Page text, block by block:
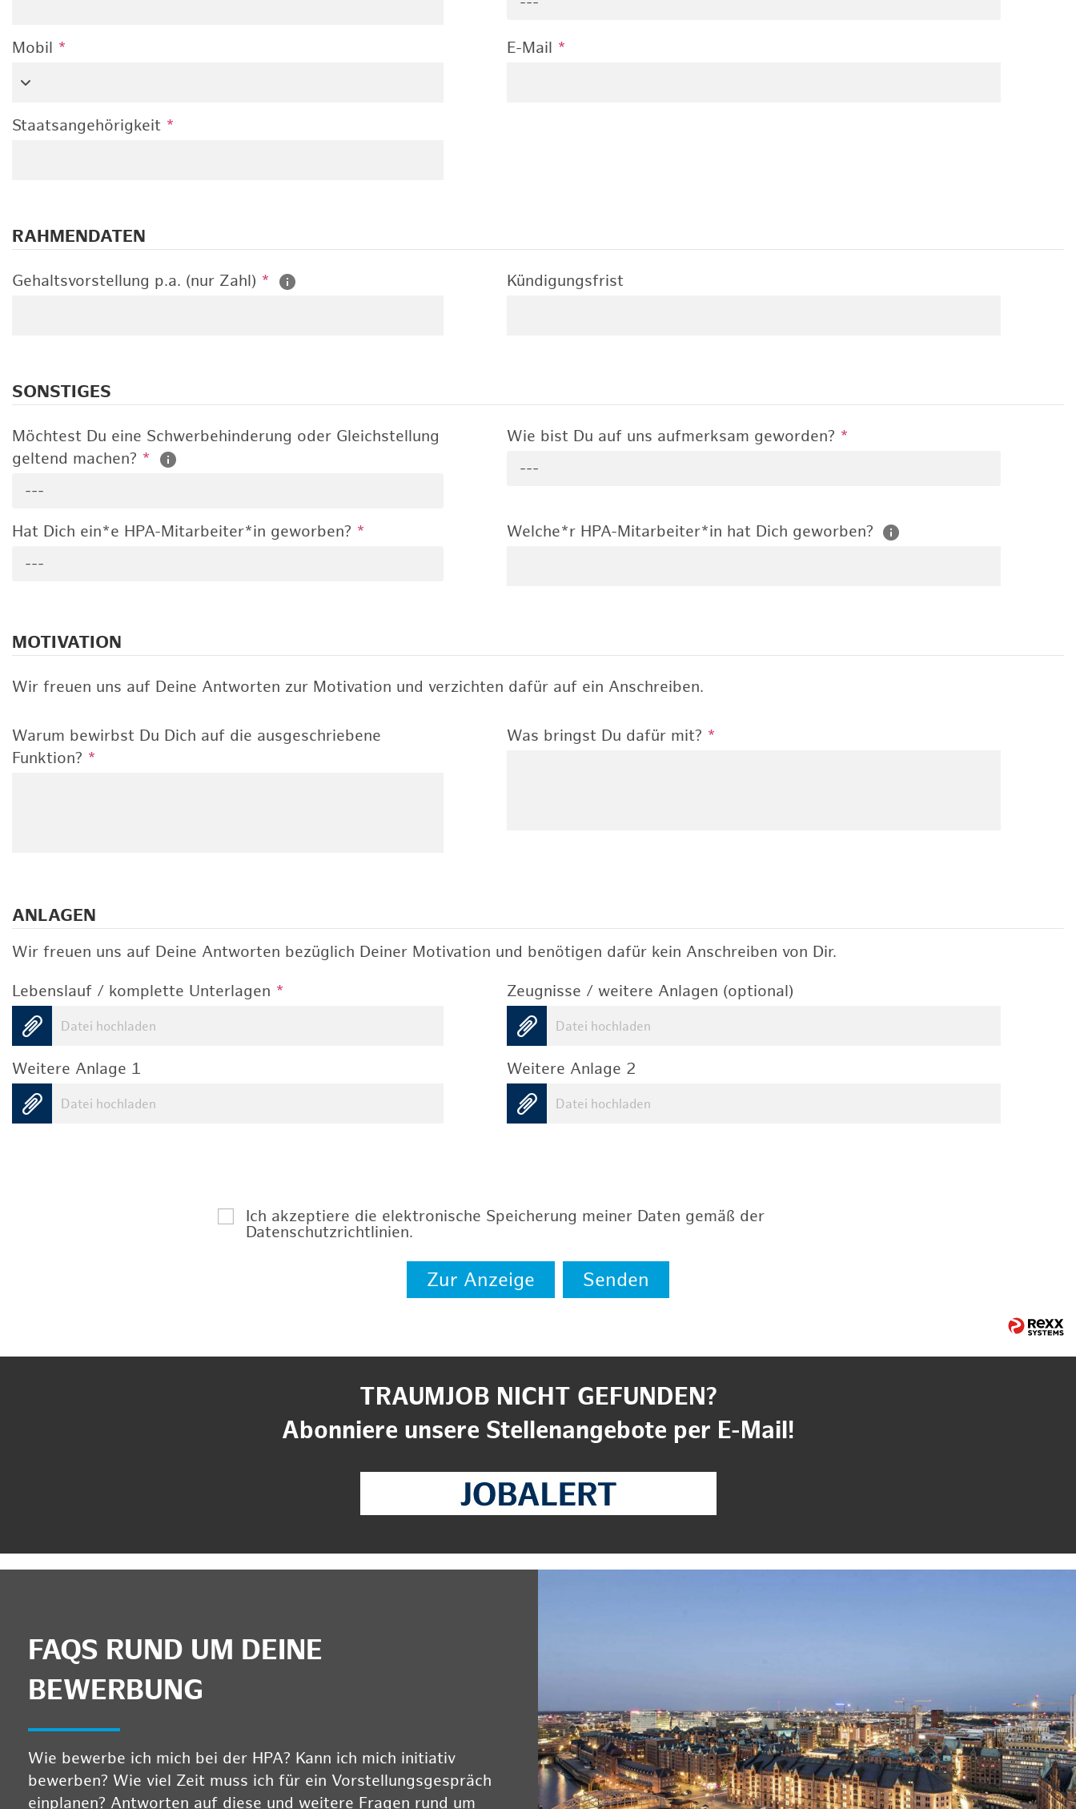
Mobil * E-Mail *
Staatsangehörigkeit *
RAHMENDATEN
Gehaltsvorstellung p.a. (nur Zahl) * Kündigungsfrist
SONSTIGES
Möchtest Du eine Schwerbehinderung oder Gleichstellung
geltend machen? *
---
Wie bist Du auf uns aufmerksam geworden? *
---
Hat Dich ein*e HPA-Mitarbeiter*in geworben? *
---
Welche*r HPA-Mitarbeiter*in hat Dich geworben?
MOTIVATION
Wir freuen uns auf Deine Antworten zur Motivation und verzichten dafür auf ein Anschreiben.
Warum bewirbst Du Dich auf die ausgeschriebene
Funktion? *
Was bringst Du dafür mit? *
ANLAGEN
Wir freuen uns auf Deine Antworten bezüglich Deiner Motivation und benötigen dafür kein Anschreiben von Dir.
Lebenslauf / komplette Unterlagen *
Datei hochladen
Zeugnisse / weitere Anlagen (optional)
Datei hochladen
Weitere Anlage 1
Datei hochladen
Weitere Anlage 2
Datei hochladen
Ich akzeptiere die elektronische Speicherung meiner Daten gemäß der
Datenschutzrichtlinien.
Zur Anzeige Senden
TRAUMJOB NICHT GEFUNDEN?
Abonniere unsere Stellenangebote per E-Mail!
FAQS RUND UM DEINE
BEWERBUNG
Wie bewerbe ich mich bei der HPA? Kann ich mich initiativ
bewerben? Wie viel Zeit muss ich für ein Vorstellungsgespräch
einplanen? Antworten auf diese und weitere Fragen rund um